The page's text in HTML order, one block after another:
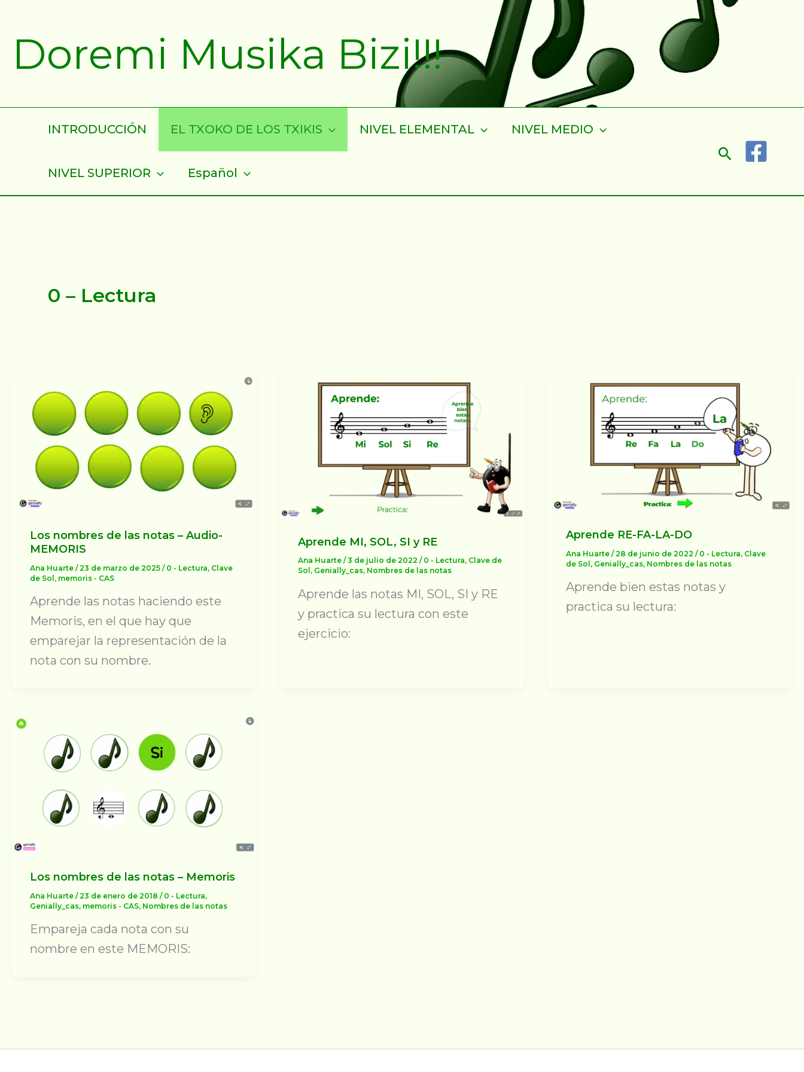
contenido
Doremi Musika Bizi!!!
INTRODUCCIÓN EL TXOKO DE LOS TXIKIS NIVEL ELEMENTAL NIVEL MEDIO
NIVEL SUPERIOR Español
Buscar
0 – Lectura
Los nombres de las notas – Audio-
MEMORIS
Ana Huarte /23 de marzo de 2025 / 0 - Lectura, Clave
de Sol, memoris - CAS
Aprende las notas haciendo este
Memoris, en el que hay que
emparejar la representación de la
nota con su nombre.
Aprende MI, SOL, SI y RE
Ana Huarte /3 de julio de 2022 / 0 - Lectura, Clave de
Sol , Genially_cas, Nombres de las notas
Aprende las notas MI, SOL, SI y RE
y practica su lectura con este
ejercicio:
Aprende RE-FA-LA-DO
Ana Huarte /28 de junio de 2022 / 0 - Lectura, Clave
de Sol , Genially_cas, Nombres de las notas
Aprende bien estas notas y
practica su lectura:
Los nombres de las notas – Memoris
Ana Huarte /23 de enero de 2018 / 0 - Lectura,
Genially_cas, memoris - CAS, Nombres de las notas
Empareja cada nota con su
nombre en este MEMORIS: